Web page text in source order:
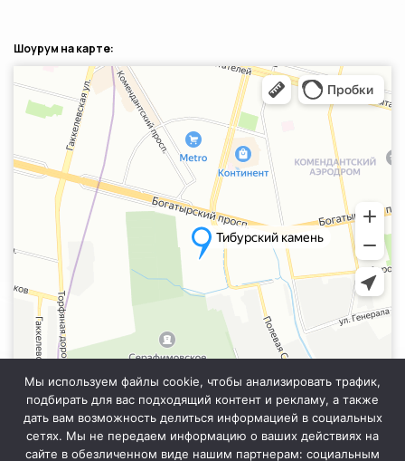
Мы используем файлы cookie, чтобы анализировать трафик,
подбирать для вас подходящий контент и рекламу, а также
дать вам возможность делиться информацией в социальных
сетях. Мы не передаем информацию о ваших действиях на
сайте в обезличенном виде нашим партнерам: социальным
Шоурум на карте:
Санкт‑Петербург
Яндекс.Карты — транспорт, навигация, поиск мест
Информация на сайте не является публичной офертой. Уточняйте